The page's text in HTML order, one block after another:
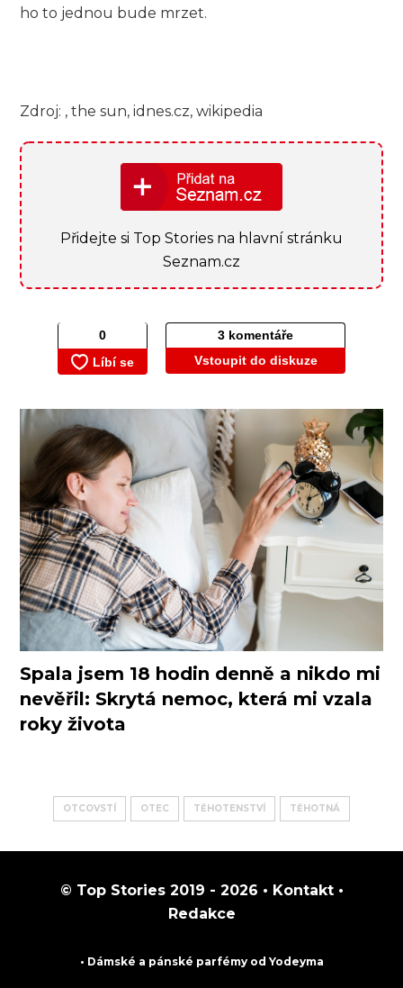
ho to jednou bude mrzet.
Zdroj: , the sun, idnes.cz, wikipedia
Přidejte si Top Stories na hlavní stránku
Seznam.cz
3 komentáře
Vstoupit do diskuze
Spala jsem 18 hodin denně a nikdo mi
nevěřil: Skrytá nemoc, která mi vzala
roky života
OTCOVSTÍ OTEC TĚHOTENSTVÍ TĚHOTNÁ
© Top Stories 2019 - 2026 • Kontakt•
Redakce
• Dámské a pánské parfémyod Yodeyma